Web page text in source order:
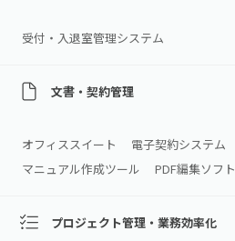
受付・入退室管理システム
文書・契約管理
オフィススイート 電子契約システム
マニュアル作成ツール
PDF編集ソフト
プロジェクト管理・業務効率化